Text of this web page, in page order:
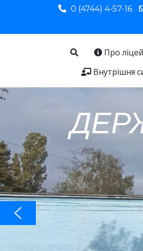
0 (4744) 4-57-16
Про ліцей
Внутрішня